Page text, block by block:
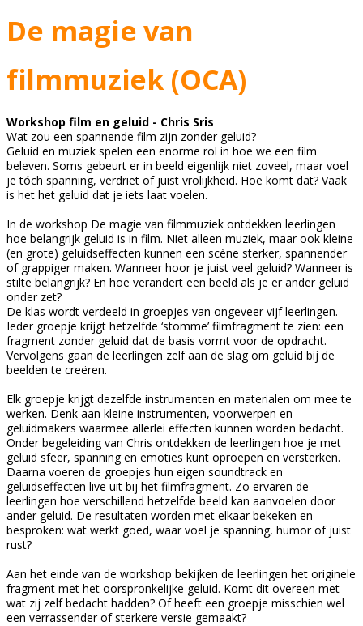
De magie van
filmmuziek (OCA)
Workshop film en geluid - Chris Sris
Wat zou een spannende film zijn zonder geluid?
Geluid en muziek spelen een enorme rol in hoe we een film
beleven. Soms gebeurt er in beeld eigenlijk niet zoveel, maar voel
je tóch spanning, verdriet of juist vrolijkheid. Hoe komt dat? Vaak
is het het geluid dat je iets laat voelen.
In de workshop De magie van filmmuziek ontdekken leerlingen
hoe belangrijk geluid is in film. Niet alleen muziek, maar ook kleine
(en grote) geluidseffecten kunnen een scène sterker, spannender
of grappiger maken. Wanneer hoor je juist veel geluid? Wanneer is
stilte belangrijk? En hoe verandert een beeld als je er ander geluid
onder zet?
De klas wordt verdeeld in groepjes van ongeveer vijf leerlingen.
Ieder groepje krijgt hetzelfde ‘stomme’ filmfragment te zien: een
fragment zonder geluid dat de basis vormt voor de opdracht.
Vervolgens gaan de leerlingen zelf aan de slag om geluid bij de
beelden te creëren.
Elk groepje krijgt dezelfde instrumenten en materialen om mee te
werken. Denk aan kleine instrumenten, voorwerpen en
geluidmakers waarmee allerlei effecten kunnen worden bedacht.
Onder begeleiding van Chris ontdekken de leerlingen hoe je met
geluid sfeer, spanning en emoties kunt oproepen en versterken.
Daarna voeren de groepjes hun eigen soundtrack en
geluidseffecten live uit bij het filmfragment. Zo ervaren de
leerlingen hoe verschillend hetzelfde beeld kan aanvoelen door
ander geluid. De resultaten worden met elkaar bekeken en
besproken: wat werkt goed, waar voel je spanning, humor of juist
rust?
Aan het einde van de workshop bekijken de leerlingen het originele
fragment met het oorspronkelijke geluid. Komt dit overeen met
wat zij zelf bedacht hadden? Of heeft een groepje misschien wel
een verrassender of sterkere versie gemaakt?